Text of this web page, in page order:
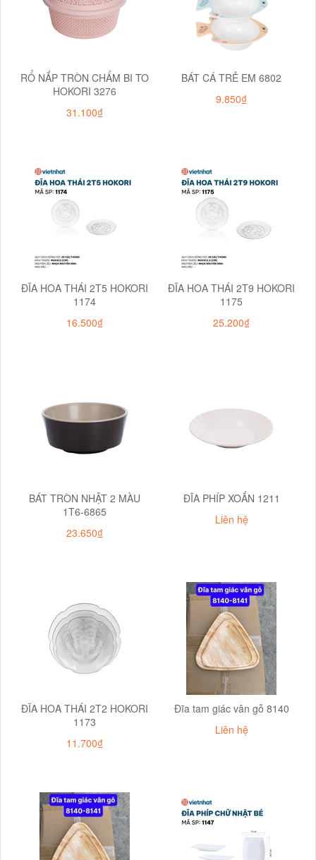
RỔ NẮP TRÒN CHẤM BI TO
HOKORI 3276
31.100₫
BÁT CÁ TRẺ EM 6802
9.850₫
ĐĨA HOA THÁI 2T5 HOKORI
1174
16.500₫
ĐĨA HOA THÁI 2T9 HOKORI
1175
25.200₫
BÁT TRÒN NHẬT 2 MÀU
1T6-6865
23.650₫
ĐĨA PHÍP XOẮN 1211
Liên hệ
ĐĨA HOA THÁI 2T2 HOKORI
1173
11.700₫
Đĩa tam giác vân gỗ 8140
Liên hệ